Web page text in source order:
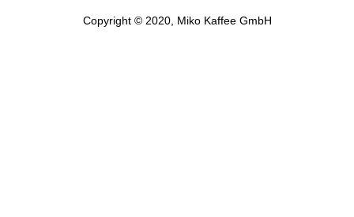
Copyright © 2020, Miko Kaffee GmbH